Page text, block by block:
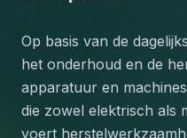
Op basis van de
het onderhoud en de
apparatuur en
die zowel elektrisch als
voert